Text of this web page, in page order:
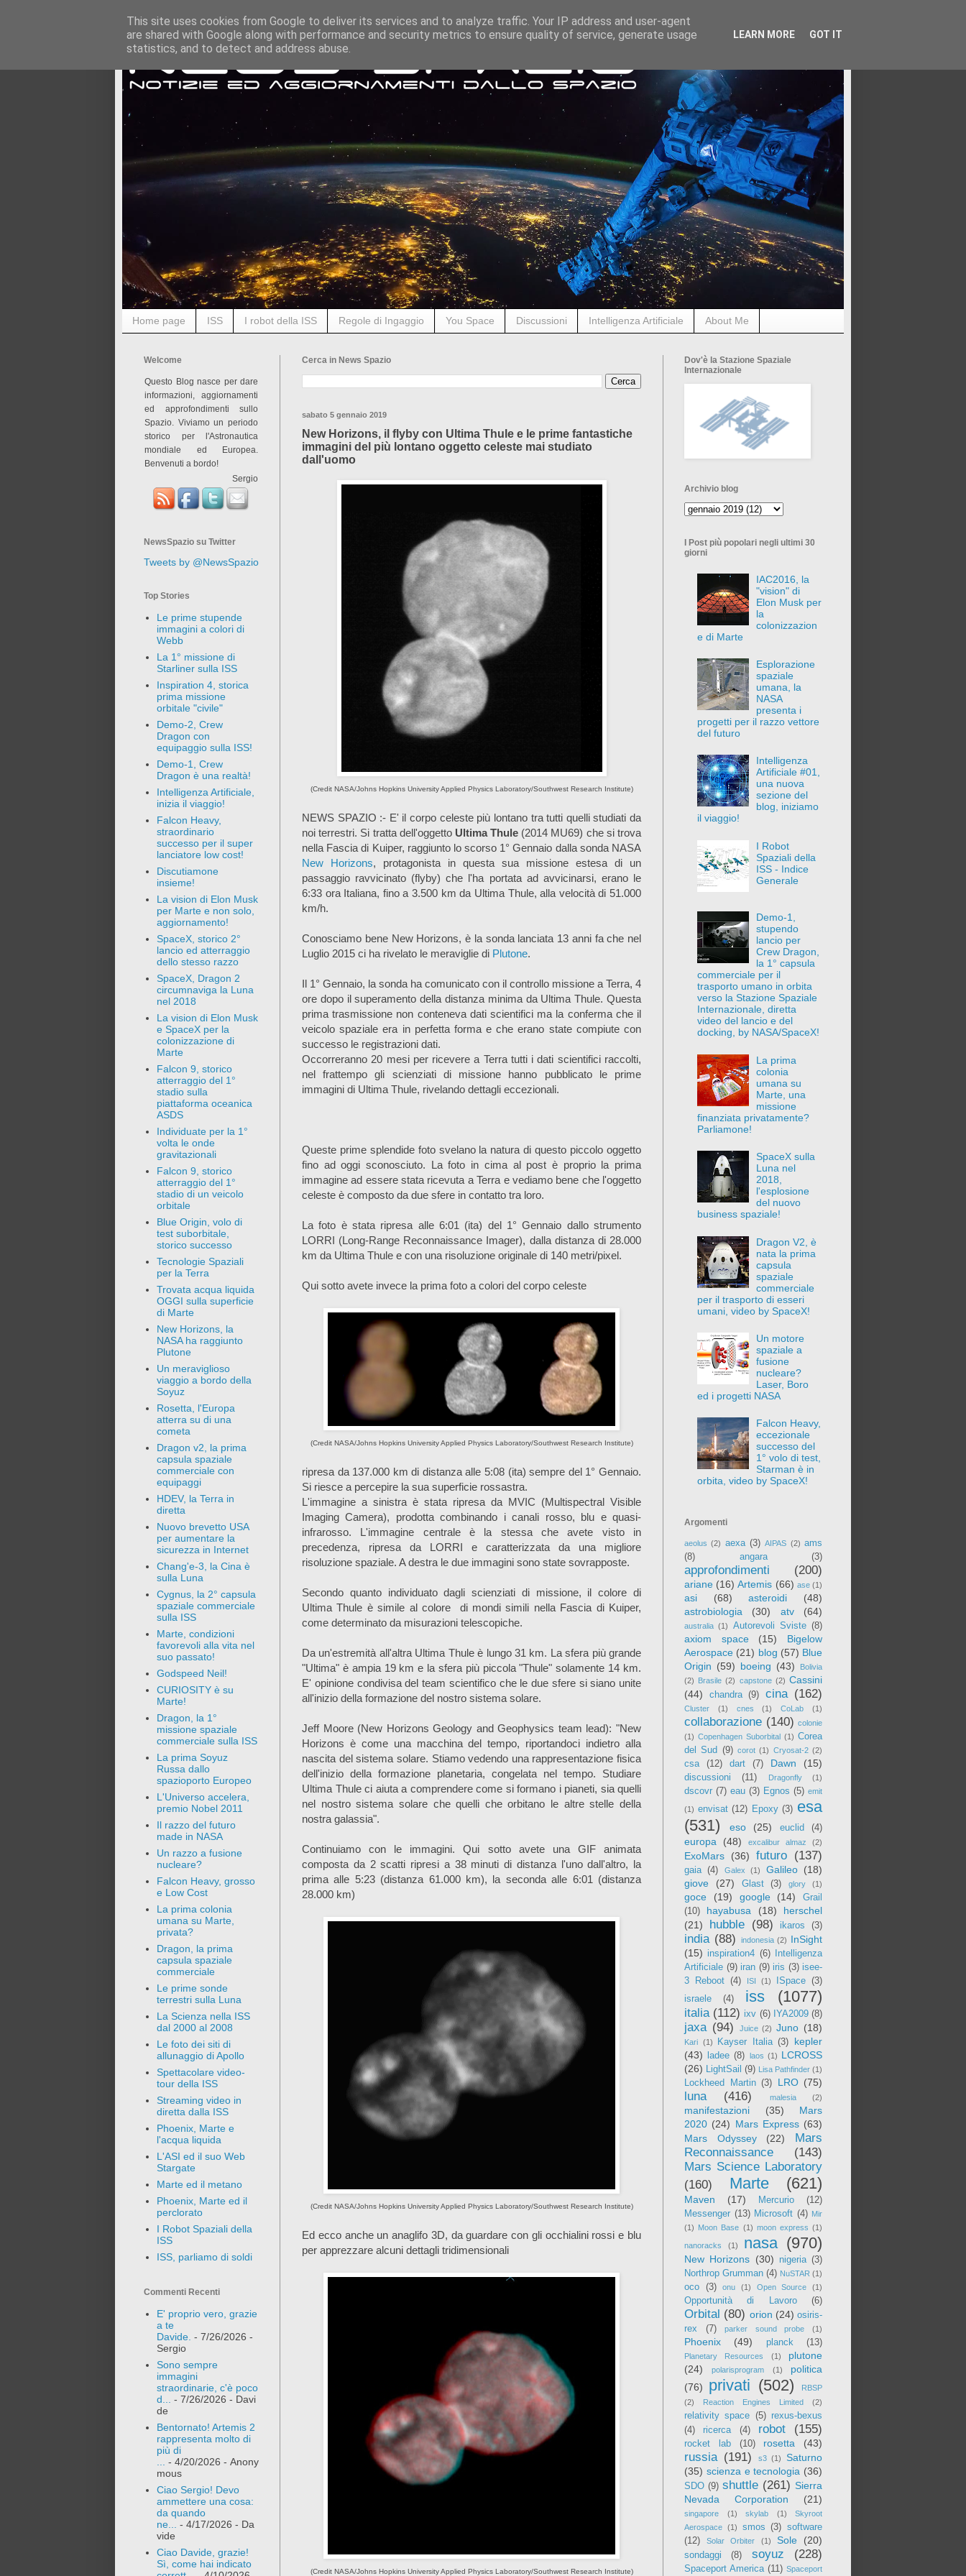
Home page ISS I robot della ISS Regole di Ingaggio You Space Discussioni Intelligenza Artificiale About Me
Cerca in News Spazio
sabato 5 gennaio 2019
New Horizons, il flyby con Ultima Thule e le prime fantastiche
immagini del più lontano oggetto celeste mai studiato
dall'uomo
(Credit NASA/Johns Hopkins University Applied Physics Laboratory/Southwest Research Institute)
NEWS SPAZIO :- E' il corpo celeste più lontano tra tutti quelli studiati da
noi terrestri. Si tratta dell'oggetto Ultima Thule (2014 MU69) che si trova
nella Fascia di Kuiper, raggiunto lo scorso 1° Gennaio dalla sonda NASA
New Horizons, protagonista in questa sua missione estesa di un
passaggio ravvicinato (flyby) che l'ha portata ad avvicinarsi, erano le
6:33 ora Italiana, fino a 3.500 km da Ultima Thule, alla velocità di 51.000
km/h.
Conosciamo bene New Horizons, è la sonda lanciata 13 anni fa che nel
Luglio 2015 ci ha rivelato le meraviglie di Plutone.
Il 1° Gennaio, la sonda ha comunicato con il controllo missione a Terra, 4
ore dopo il superamento della distanza minima da Ultima Thule. Questa
prima trasmissione non conteneva dati scientifici ma la conferma che il
veicolo spaziale era in perfetta forma e che erano state compiute con
successo le registrazioni dati.
Occorreranno 20 mesi per ricevere a Terra tutti i dati scientifici raccolti,
nel frattempo gli scienziati di missione hanno pubblicato le prime
immagini di Ultima Thule, rivelando dettagli eccezionali.
Queste prime splendide foto svelano la natura di questo piccolo oggetto
fino ad oggi sconosciuto. La foto in cima al post è proprio la prima
immagine ad essere stata ricevuta a Terra e vediamo bene che l'oggetto
celeste è composto da due sfere in contatto tra loro.
La foto è stata ripresa alle 6:01 (ita) del 1° Gennaio dallo strumento
LORRI (Long-Range Reconnaissance Imager), dalla distanza di 28.000
km da Ultima Thule e con una risoluzione originale di 140 metri/pixel.
Qui sotto avete invece la prima foto a colori del corpo celeste
(Credit NASA/Johns Hopkins University Applied Physics Laboratory/Southwest Research Institute)
ripresa da 137.000 km di distanza alle 5:08 (ita) sempre del 1° Gennaio.
Si riesce a percepire la sua superficie rossastra.
L'immagine a sinistra è stata ripresa da MVIC (Multispectral Visible
Imaging Camera), prodotta combinando i canali rosso, blu e quasi-
infrarosso. L'immagine centrale è la stessa che avete visto in
precedenza, ripresa da LORRI e caratterizzata da una migliore
risoluzione spaziale. A destra le due immagini sono state sovrapposte.
Secondo quanto individuato dagli scienziati di missione, il colore di
Ultima Thule è simile al colore di mondi simili nella Fascia di Kuiper,
come determinato da misurazioni telescopiche.
Da un'estremità all'altra Ultima Thule è lungo 31 km. La sfera più grande
"Ultima" è ampia 19 km e la sfera più piccola "Thule" solamente 14 km.
E' opinione condivisa del team scientifico che le due sfere si siano unite
all'inizio della formazione del nostro sistema solare.
Jeff Moore (New Horizons Geology and Geophysics team lead): "New
Horizons è come una macchina del tempo, riportandoci indietro alla
nascita del sistema solare. Stiamo vedendo una rappresentazione fisica
dell'inizio della formazione planetaria, congelata nel tempo. Studiare
Ultima Thule ci aiuta a comprendere come si formano i pianeti, sia quelli
nel nostro sistema solare che quelli che orbitano le altre stelle della
nostra galassia".
Continuiamo con le immagini. Qui sotto avete una GIF animata
composta da 2 scatti ripresi a 38 minuti di distanza l'uno dall'altro, la
prima alle 5:23 (distanza 61.000 km), la seconda alle 6:01 (distanza
28.000 km)
(Credit NASA/Johns Hopkins University Applied Physics Laboratory/Southwest Research Institute)
Ed ecco anche un anaglifo 3D, da guardare con gli occhialini rossi e blu
per apprezzare alcuni dettagli tridimensionali
(Credit NASA/Johns Hopkins University Applied Physics Laboratory/Southwest Research Institute)
Welcome
Questo Blog nasce per dare
informazioni, aggiornamenti
ed approfondimenti sullo
Spazio. Viviamo un periodo
storico per l'Astronautica
mondiale ed Europea.
Benvenuti a bordo!
Sergio
NewsSpazio su Twitter
Tweets by @NewsSpazio
Top Stories
Le prime stupende
immagini a colori di
Webb
La 1° missione di
Starliner sulla ISS
Inspiration 4, storica
prima missione
orbitale "civile"
Demo-2, Crew
Dragon con
equipaggio sulla ISS!
Demo-1, Crew
Dragon è una realtà!
Intelligenza Artificiale,
inizia il viaggio!
Falcon Heavy,
straordinario
successo per il super
lanciatore low cost!
Discutiamone
insieme!
La vision di Elon Musk
per Marte e non solo,
aggiornamento!
SpaceX, storico 2°
lancio ed atterraggio
dello stesso razzo
SpaceX, Dragon 2
circumnaviga la Luna
nel 2018
La vision di Elon Musk
e SpaceX per la
colonizzazione di
Marte
Falcon 9, storico
atterraggio del 1°
stadio sulla
piattaforma oceanica
ASDS
Individuate per la 1°
volta le onde
gravitazionali
Falcon 9, storico
atterraggio del 1°
stadio di un veicolo
orbitale
Blue Origin, volo di
test suborbitale,
storico successo
Tecnologie Spaziali
per la Terra
Trovata acqua liquida
OGGI sulla superficie
di Marte
New Horizons, la
NASA ha raggiunto
Plutone
Un meraviglioso
viaggio a bordo della
Soyuz
Rosetta, l'Europa
atterra su di una
cometa
Dragon v2, la prima
capsula spaziale
commerciale con
equipaggi
HDEV, la Terra in
diretta
Nuovo brevetto USA
per aumentare la
sicurezza in Internet
Chang'e-3, la Cina è
sulla Luna
Cygnus, la 2° capsula
spaziale commerciale
sulla ISS
Marte, condizioni
favorevoli alla vita nel
suo passato!
Godspeed Neil!
CURIOSITY è su
Marte!
Dragon, la 1°
missione spaziale
commerciale sulla ISS
La prima Soyuz
Russa dallo
spazioporto Europeo
L'Universo accelera,
premio Nobel 2011
Il razzo del futuro
made in NASA
Un razzo a fusione
nucleare?
Falcon Heavy, grosso
e Low Cost
La prima colonia
umana su Marte,
privata?
Dragon, la prima
capsula spaziale
commerciale
Le prime sonde
terrestri sulla Luna
La Scienza nella ISS
dal 2000 al 2008
Le foto dei siti di
allunaggio di Apollo
Spettacolare video-
tour della ISS
Streaming video in
diretta dalla ISS
Phoenix, Marte e
l'acqua liquida
L'ASI ed il suo Web
Stargate
Marte ed il metano
Phoenix, Marte ed il
perclorato
I Robot Spaziali della
ISS
ISS, parliamo di soldi
Commenti Recenti
E' proprio vero, grazie
a te
Davide. - 7/26/2026 -
Sergio
Sono sempre
immagini
straordinarie, c'è poco
d... - 7/26/2026 - Davi
de
Bentornato! Artemis 2
rappresenta molto di
più di
... - 4/20/2026 - Anony
mous
Ciao Sergio! Devo
ammettere una cosa:
da quando
ne... - 4/17/2026 - Da
vide
Ciao Davide, grazie!
Sì, come hai indicato
Dov'è la Stazione Spaziale
Internazionale
Archivio blog
I Post più popolari negli ultimi 30
giorni
IAC2016, la
"vision" di
Elon Musk per
la
colonizzazion
e di Marte
Esplorazione
spaziale
umana, la
NASA
presenta i
progetti per il razzo vettore
del futuro
Intelligenza
Artificiale #01,
una nuova
sezione del
blog, iniziamo
il viaggio!
I Robot
Spaziali della
ISS - Indice
Generale
Demo-1,
stupendo
lancio per
Crew Dragon,
la 1° capsula
commerciale per il
trasporto umano in orbita
verso la Stazione Spaziale
Internazionale, diretta
video del lancio e del
docking, by NASA/SpaceX!
La prima
colonia
umana su
Marte, una
missione
finanziata privatamente?
Parliamone!
SpaceX sulla
Luna nel
2018,
l'esplosione
del nuovo
business spaziale!
Dragon V2, è
nata la prima
capsula
spaziale
commerciale
per il trasporto di esseri
umani, video by SpaceX!
Un motore
spaziale a
fusione
nucleare?
Laser, Boro
ed i progetti NASA
Falcon Heavy,
eccezionale
successo del
1° volo di test,
Starman è in
orbita, video by SpaceX!
Argomenti
aeolus (2) aexa (3) AIPAS (2) ams
(8)
angara (3)
approfondimenti (200)
ariane (16) Artemis (66) ase (1)
asi (68) asteroidi
(48)
astrobiologia
(30) atv (64)
australia (1) Autorevoli Sviste (8)
axiom space (15)
Bigelow
Aerospace (21) blog (57) Blue
Origin (59) boeing (43)
Bolivia
(2) Brasile (2) capstone (2) Cassini
(44)
chandra (9) cina (162)
Cluster (1) cnes (1) CoLab (1)
collaborazione (140) colonie
(1) Copenhagen Suborbital (1) Corea
del Sud (9) corot (1) Cryosat-2 (2)
csa (12) dart (7) Dawn (15)
discussioni (11) Dragonfly (1)
dscovr (7) eau (3) Egnos (5) emit
(1) envisat (12) Epoxy (3) esa
(531)
eso (25) euclid (4)
europa (48) excalibur almaz (2)
ExoMars (36) futuro (137)
gaia (4) Galex (1) Galileo (18)
giove
(27) Glast (3) glory (1)
goce (19) google (14)
Grail
(10)
hayabusa (18)
herschel
(21)
hubble (98) ikaros (3)
india (88) indonesia (2) InSight
(15) inspiration4 (6)
Intelligenza
Artificiale (9) iran (9) iris (3) isee-
3 Reboot (4) ISI (1) ISpace (3)
israele
(4) iss (1077)
italia (112) ixv (6) IYA2009 (8)
jaxa (94) Juice (2) Juno (18)
Kari (1) Kayser Italia (3)
kepler
(43)
ladee (8) laos (1) LCROSS
(26) LightSail (9) Lisa Pathfinder (1)
Lockheed Martin (3) LRO (75)
luna (416) malesia (2)
manifestazioni (35)
Mars
2020 (24) Mars Express (63)
Mars Odyssey
(22)
Mars
Reconnaissance
(143)
Mars Science Laboratory
(160)
Marte (621)
Maven (17) Mercurio
(12)
Messenger (13) Microsoft (4) Mir
(1) Moon Base (1) moon express (1)
nanoracks (1) nasa (970)
New Horizons (30) nigeria (3)
Northrop Grumman (4) NuSTAR (1)
oco (3) onu (1) Open Source (1)
Opportunità di Lavoro (6)
Orbital (80) orion (24) osiris-
rex
(7) parker sound probe (1)
Phoenix (49) planck (13)
Planetary Resources (1)
plutone
(24)
polarisprogram (1)
politica
(76)
privati (502)
RBSP
(2)
Reaction Engines Limited (2)
relativity space (5) rexus-bexus
(4)
ricerca (4) robot (155)
rocket lab (10) rosetta (43)
russia (191) s3 (1)
Saturno
(35) scienza e tecnologia (36)
SDO (9) shuttle (261) Sierra
Nevada Corporation
(21)
singapore (1) skylab (1)
Skyroot
Aerospace (1) smos (3) software
(12)
Solar Orbiter (1) Sole (20)
sondaggi (8) soyuz (228)
Spaceport America (11) Spaceport
This site uses cookies from Google to deliver its services and to analyze traffic. Your IP address and user-agent
are shared with Google along with performance and security metrics to ensure quality of service, generate usage
statistics, and to detect and address abuse.
LEARN MORE GOT IT